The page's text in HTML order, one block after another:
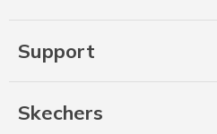
Support
Skechers